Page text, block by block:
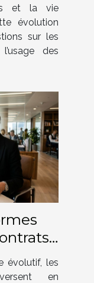
et la vie
évolution
sur les
des
évolutif, les
en